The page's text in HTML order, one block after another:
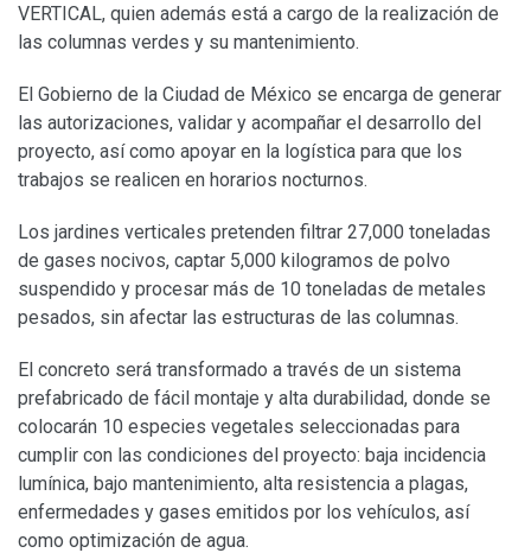
VERTICAL, quien además está a cargo de la realización de
las columnas verdes y su mantenimiento.
El Gobierno de la Ciudad de México se encarga de generar
las autorizaciones, validar y acompañar el desarrollo del
proyecto, así como apoyar en la logística para que los
trabajos se realicen en horarios nocturnos.
Los jardines verticales pretenden filtrar 27,000 toneladas
de gases nocivos, captar 5,000 kilogramos de polvo
suspendido y procesar más de 10 toneladas de metales
pesados, sin afectar las estructuras de las columnas.
El concreto será transformado a través de un sistema
prefabricado de fácil montaje y alta durabilidad, donde se
colocarán 10 especies vegetales seleccionadas para
cumplir con las condiciones del proyecto: baja incidencia
lumínica, bajo mantenimiento, alta resistencia a plagas,
enfermedades y gases emitidos por los vehículos, así
como optimización de agua.